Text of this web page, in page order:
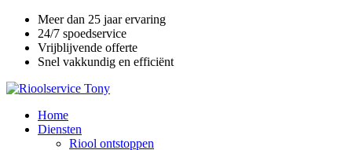
Meer dan 25 jaar ervaring
24/7 spoedservice
Vrijblijvende offerte
Snel vakkundig en efficiënt
Home
Diensten
Riool ontstoppen